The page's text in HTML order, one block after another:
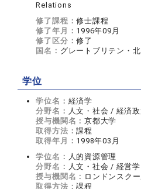
Relations
修了課程：修士課程
修了年月： 1996年09月
修了区分：修了
国名： グレートブリテン・
学位
学位名： 経済学
分野名： 人文・社会 / 経済
授与機関名：京都大学
取得方法：課程
取得年月： 1998年03月
学位名： 人的資源管理
分野名： 人文・社会 / 経営学
授与機関名： ロンドンスク
取得方法：課程